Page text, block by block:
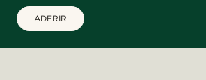
ADERIR